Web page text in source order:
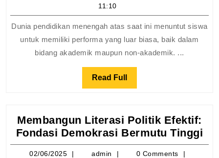
di
11:10
Dunia pendidikan menengah atas saat ini menuntut siswa
untuk memiliki performa yang luar biasa, baik dalam
bidang akademik maupun non-akademik. ...
Read Full Read
Full
Membangun Literasi Politik Efektif:
Fondasi Demokrasi Bermutu Tinggi
02/06/2025 02/06/2025
admin admin0 Comments